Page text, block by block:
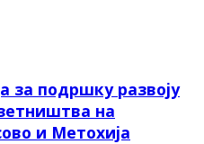
за подршку развоју
на
и Метохија